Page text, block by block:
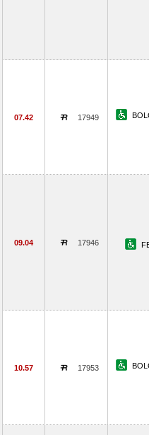
07.42 17949
09.04 17946
10.57 17953